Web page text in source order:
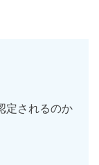
定されるのか